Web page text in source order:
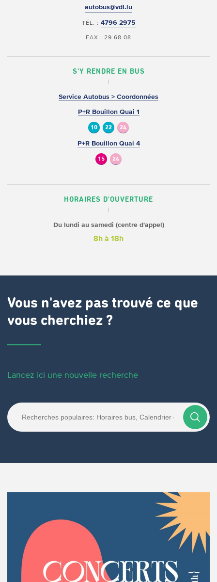
autobus@vdl.lu
TÉL. : 4796 2975
FAX : 29 68 08
S'Y RENDRE EN BUS
Service Autobus > Coordonnées
P+R Bouillon Quai 1
10 22 24
P+R Bouillon Quai 4
15 24
HORAIRES D'OUVERTURE
Du lundi au samedi (centre d'appel)
8h à 18h
Vous n'avez pas trouvé ce que
vous cherchiez ?
Lancez ici une nouvelle recherche